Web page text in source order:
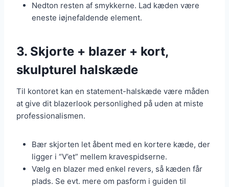
Nedton resten af smykkerne. Lad kæden være
eneste iøjnefaldende element.
3. Skjorte + blazer + kort,
skulpturel halskæde
Til kontoret kan en statement-halskæde være måden
at give dit blazerlook personlighed på uden at miste
professionalismen.
Bær skjorten let åbent med en kortere kæde, der
ligger i “V’et” mellem kravespidserne.
Vælg en blazer med enkel revers, så kæden får
plads. Se evt. mere om pasform i guiden til